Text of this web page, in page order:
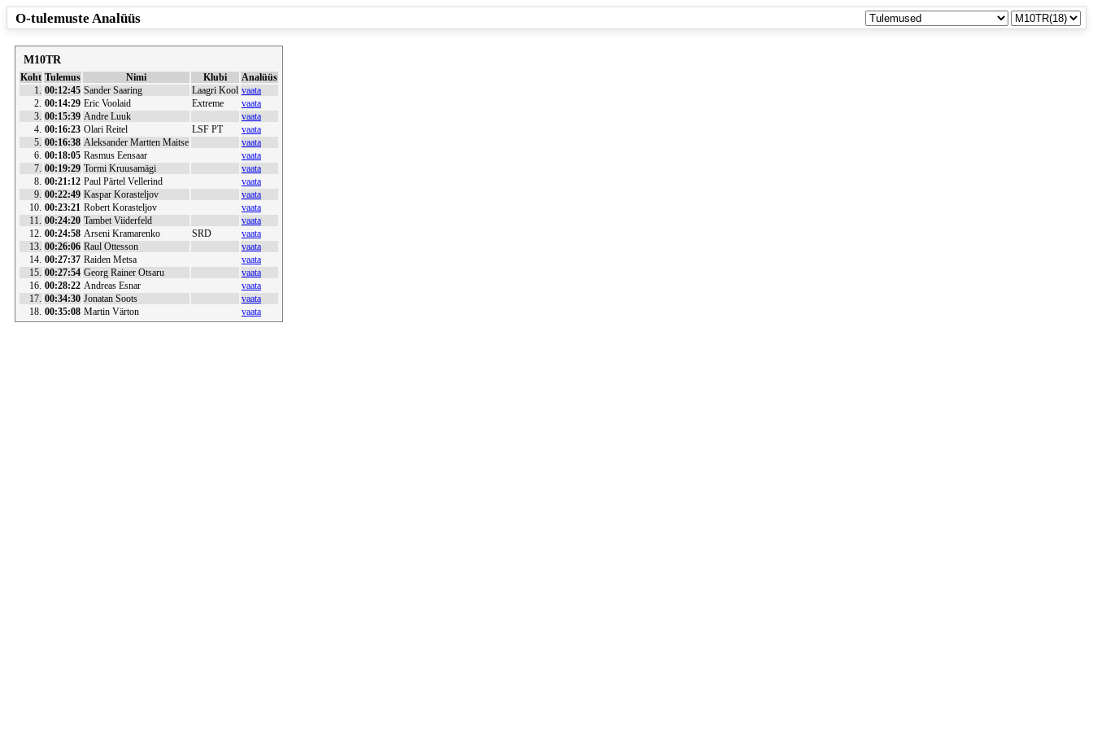
O-tulemuste Analüüs
M10TR
Koht Tulemus Nimi Klubi
Analüüs
1. 00:12:45 Sander Saaring Laagri Kool vaata
2. 00:14:29 Eric Voolaid Extreme
vaata
3. 00:15:39 Andre Luuk
vaata
4. 00:16:23 Olari Reitel LSF PT
vaata
5. 00:16:38 Aleksander Martten Maitse
vaata
6. 00:18:05 Rasmus Eensaar
vaata
7. 00:19:29 Tormi Kruusamägi
vaata
8. 00:21:12 Paul Pärtel Vellerind
vaata
9. 00:22:49 Kaspar Korasteljov
vaata
10. 00:23:21 Robert Korasteljov
vaata
11. 00:24:20 Tambet Viiderfeld
vaata
12. 00:24:58 Arseni Kramarenko SRD
vaata
13. 00:26:06 Raul Ottesson
vaata
14. 00:27:37 Raiden Metsa
vaata
15. 00:27:54 Georg Rainer Otsaru
vaata
16. 00:28:22 Andreas Esnar
vaata
17. 00:34:30 Jonatan Soots
vaata
18. 00:35:08 Martin Värton vaata